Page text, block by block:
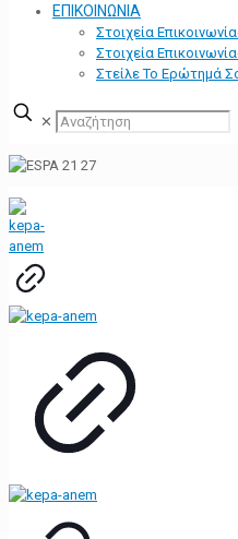
ΕΠΙΚΟΙΝΩΝΙΑ
Στοιχεία
Στοιχεία
Στείλε Το Ερώτημά
✕